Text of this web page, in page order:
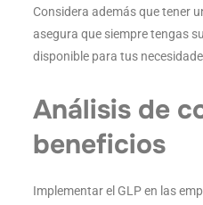
Considera además que tener
asegura que siempre tengas
disponible para tus
Análisis de
beneficios
Implementar el GLP en las